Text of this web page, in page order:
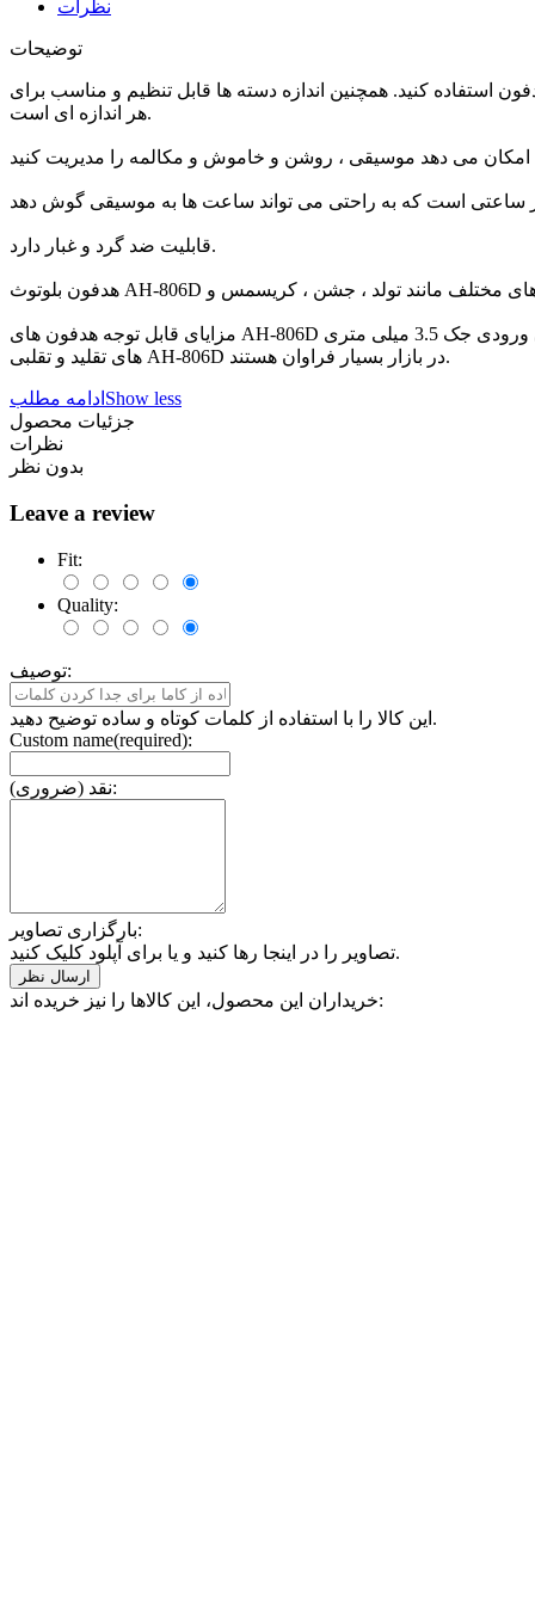
نظرات
توضیحات
استفاده کنید. همچنین اندازه دسته ها قابل تنظیم و مناسب برای
هر اندازه ای است.
قابلیت ضد گرد و غبار دارد.
مزایای قابل توجه هدفون های AH-806D این است که آنها دارای ورودی جک 3.5 میلی متری AUX ، خاموش شدن خودکار در صورت عدم استفاده ، اتصال بلوتوث و طراحی ارنومیک و بسیار شکل هستند.مدل
های تقلید و تقلبی AH-806D در بازار بسیار فراوان هستند.
ادامه مطلب Show less
جزئیات محصول
نظرات
بدون نظر
Leave a review
Fit:
Quality:
توصیف:
این کالا را با استفاده از کلمات کوتاه و ساده توضیح دهید.
Custom name(required):
نقد (ضروری):
بارگزاری تصاویر:
تصاویر را در اینجا رها کنید و یا برای آپلود کلیک کنید.
خریداران این محصول، این کالاها را نیز خریده اند: